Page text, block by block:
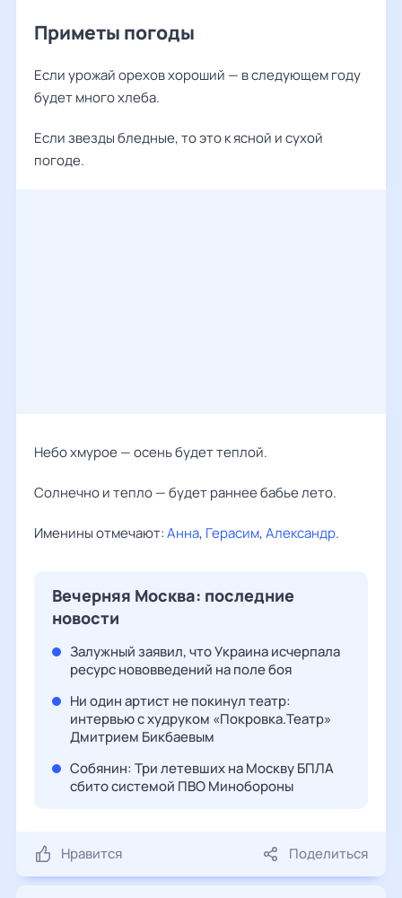
Приметы погоды
Если урожай орехов хороший — в следующем году
будет много хлеба.
Если звезды бледные, то это к ясной и сухой
погоде.
Небо хмурое — осень будет теплой.
Солнечно и тепло — будет раннее бабье лето.
Именины отмечают:Анна, Герасим,Александр.
Вечерняя Москва: последние
новости
Залужный заявил, что Украина исчерпала
ресурс нововведений на поле боя
Ни один артист не покинул театр:
интервью с худруком «Покровка.Театр»
Дмитрием Бикбаевым
Собянин: Три летевших на Москву БПЛА
сбито системой ПВО Минобороны
Нравится Поделиться